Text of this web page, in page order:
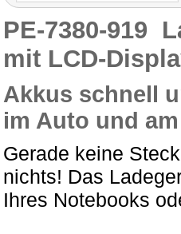
PE-7380-919
mit LCD-
Akkus schnell
im Auto und
Gerade keine
nichts! Das
Ihres Notebooks